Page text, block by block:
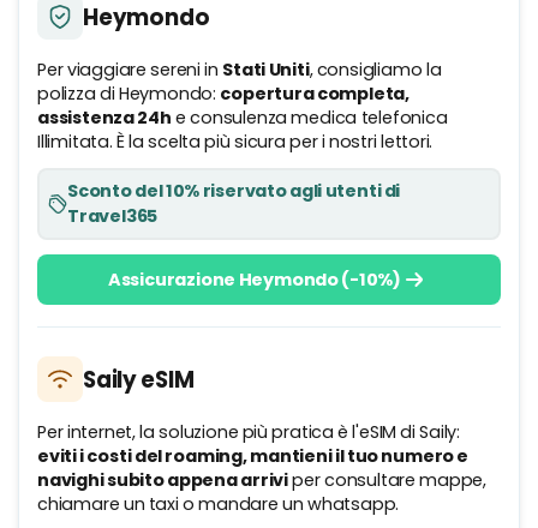
Heymondo
Per viaggiare sereni in Stati Uniti, consigliamo la
polizza di Heymondo: copertura completa,
assistenza 24h e consulenza medica telefonica
Illimitata. È la scelta più sicura per i nostri lettori.
Sconto del 10% riservato agli utenti di
Travel365
Assicurazione Heymondo (-10%)
Saily eSIM
Per internet, la soluzione più pratica è l'eSIM di Saily:
eviti i costi del roaming, mantieni il tuo numero e
navighi subito appena arriviper consultare mappe,
chiamare un taxi o mandare un whatsapp.